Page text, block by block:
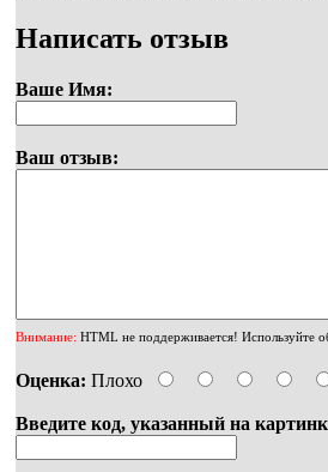
Написать отзыв
Ваше Имя:
Ваш отзыв:
Внимание: HTML не поддерживается! Используйте
Оценка: Плохо
Введите код, указанный на